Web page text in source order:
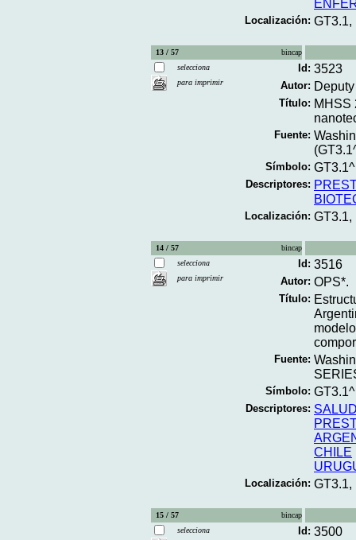
Localización: GT3.1,
13 / 57
bincap
selecciona
para imprimir
Id: 3523
Autor:
Título: MHSS
Fuente:
Símbolo:
Descriptores:
Localización: GT3.1,
14 / 57
bincap
selecciona
para imprimir
Id: 3516
Autor: OPS*.
Título:
Fuente:
Símbolo:
Descriptores:
CHILE
Localización: GT3.1,
15 / 57
bincap
selecciona
Id: 3500